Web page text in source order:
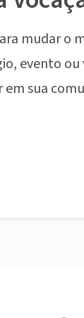
mudar o
evento
sua